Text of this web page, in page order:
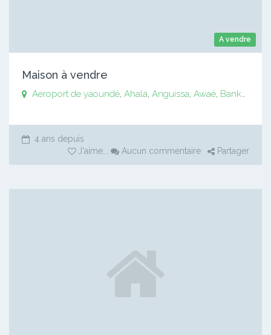
A vendre
Maison à vendre
Aeroport de yaoundé, Ahala Anguissa Awaé, Bankomo
4 ans depuis
J'aime ... Aucun commentaire Partager